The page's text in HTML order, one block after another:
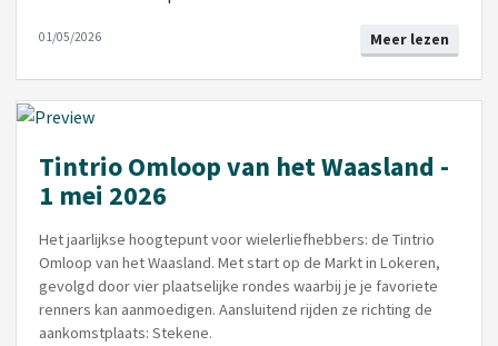
Meer lezen
01/05/2026
Tintrio Omloop van het Waasland -
1 mei 2026
Het jaarlijkse hoogtepunt voor wielerliefhebbers: de Tintrio
Omloop van het Waasland. Met start op de Markt in Lokeren,
gevolgd door vier plaatselijke rondes waarbij je je favoriete
renners kan aanmoedigen. Aansluitend rijden ze richting de
aankomstplaats: Stekene.